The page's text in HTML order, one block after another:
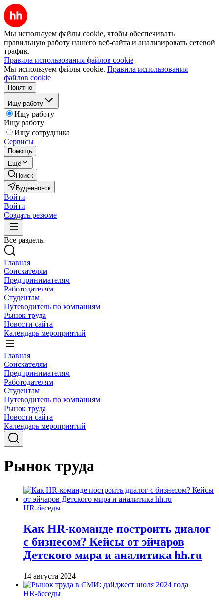
Мы используем файлы cookie, чтобы обеспечивать
правильную работу нашего веб-сайта и анализировать сетевой
трафик.
Правила использования файлов cookie
Мы используем файлы cookie. Правила использования
файлов cookie
Понятно
Ищу работу
Ищу работу
Ищу работу
Ищу сотрудника
Сервисы
Помощь
Ещё
Поиск
Буденновск
Войти
Войти
Создать резюме
Все разделы
Главная
Соискателям
Предпринимателям
Работодателям
Студентам
Путеводитель по компаниям
Рынок труда
Новости сайта
Календарь мероприятий
Главная
Соискателям
Предпринимателям
Работодателям
Студентам
Путеводитель по компаниям
Рынок труда
Новости сайта
Календарь мероприятий
Рынок труда
HR-беседы
Как HR-команде построить диалог
с бизнесом? Кейсы от эйчаров
Детского мира и аналитика hh.ru
14 августа 2024
HR-беседы